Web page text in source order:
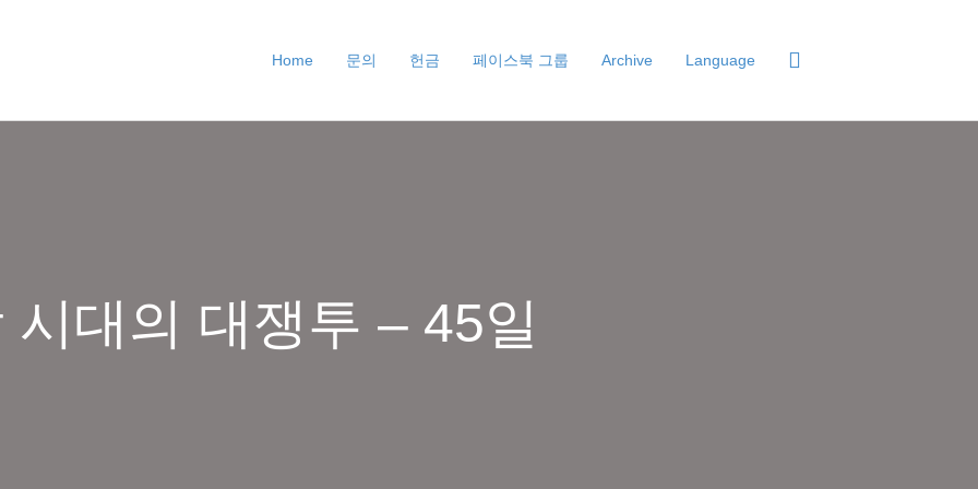
Home 문의 헌금 페이스북 그룹 Archive Language
시대의 대쟁투 – 45일